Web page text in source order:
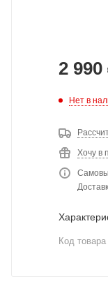
2 990
Нет в
Хочу в
Код товара